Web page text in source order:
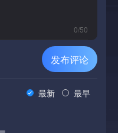
0/50
发布评论
最新 最早